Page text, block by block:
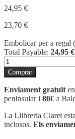
24,95 €
23,70 €
Embolicar per a regal (
Total Payable: 24,95 €
quantitat
de
EMMIE
ARBEL
Comprar
Enviament gratuït
peninsular i 80€ a
La Llibreria Claret
inclosos. Els